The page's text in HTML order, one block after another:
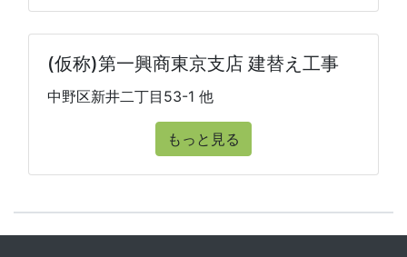
(仮称)第一興商東京支店 建替え工事
中野区新井二丁目53-1 他
もっと見る